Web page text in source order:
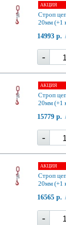
АКЦИЯ
Строп
20мм (+1
14993 р.
-
АКЦИЯ
Строп
20мм (+1
15779 р.
-
АКЦИЯ
Строп
20мм (+1
16565 р.
-